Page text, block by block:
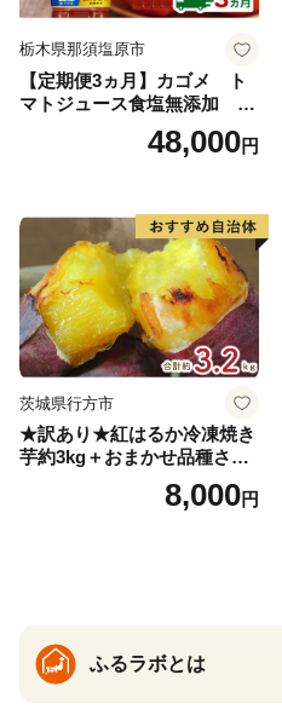
栃木県那須塩原市
【定期便3ヵ月】カゴメ ト
マトジュース食塩無添加 72
0ml PET×15本 1ケース 毎月
届く 3ヵ月 3回コース ns001-
48,000円
茨城県行方市
★訳あり★紅はるか冷凍焼き
芋約3kg＋おまかせ品種さつ
まいも 合計約3.2kg｜さつ
まいも サツマイモ さつま芋
8,000円
ふるラボとは